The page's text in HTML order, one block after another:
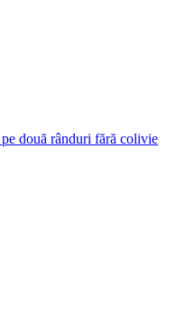
două rânduri fără colivie